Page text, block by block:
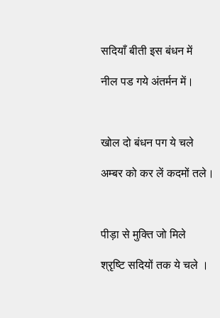
सदियाँ बीती इस बंधन में
नील पड गये अंतर्मन में।
खोल दो बंधन पग ये चले
अम्बर को कर लें कदमों तले।
पीड़ा से मुक्ति जो मिले
श्रृष्टि सदियों तक ये चले ।